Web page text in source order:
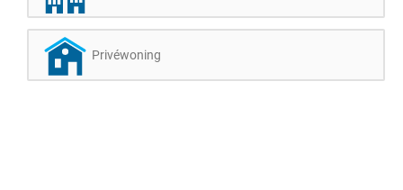
Privéwoning